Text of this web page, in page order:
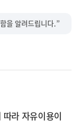
을 알려드립니다.”
라 자유이용이